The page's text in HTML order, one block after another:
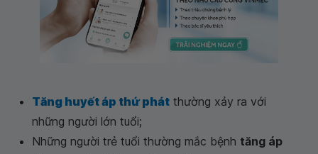
Tăng huyết áp thứ phát thường xảy ra với
những người lớn tuổi;
Những người trẻ tuổi thường mắc bệnh tăng áp